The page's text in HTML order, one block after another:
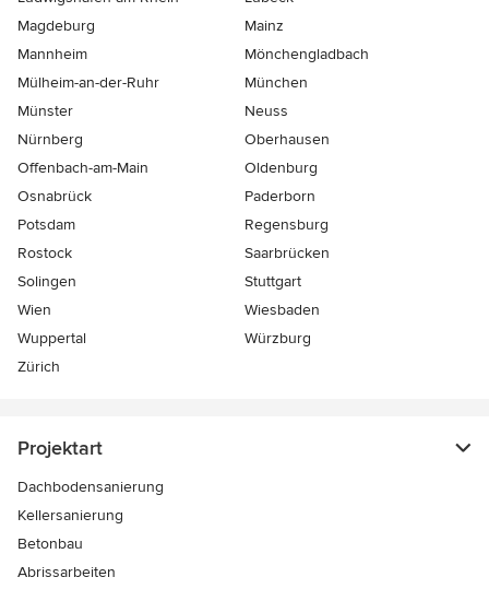
Magdeburg
Mainz
Mannheim
Mönchen­gladbach
Mülheim-an-der-Ruhr
München
Münster
Neuss
Nürnberg
Oberhausen
Offenbach-am-Main
Oldenburg
Osnabrück
Paderborn
Potsdam
Regensburg
Rostock
Saarbrücken
Solingen
Stuttgart
Wien
Wiesbaden
Wuppertal
Würzburg
Zürich
Projektart
Dachbodensanierung
Kellersanierung
Betonbau
Abrissarbeiten